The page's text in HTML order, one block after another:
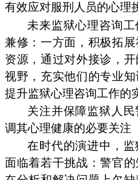
有效应对服刑人员的心理
未来监狱心理咨询
兼修：一方面，积极拓
资源，通过对外接诊，
视野，充实他们的专业
提升监狱心理咨询工作的
关注并保障监狱人
调其心理健康的必要关注
在时代的演进中，
面临着若干挑战：警官